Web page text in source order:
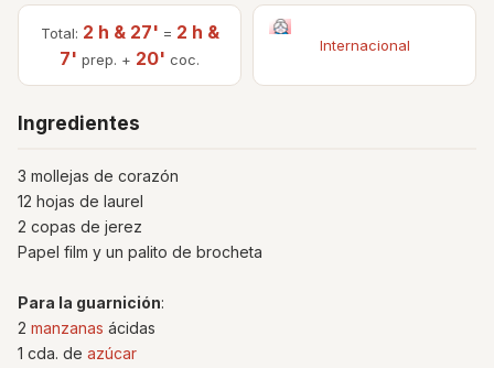
Total: 2 h & 27' = 2 h &
7' prep. + 20' coc.
Internacional
Ingredientes
3 mollejas de corazón
12 hojas de laurel
2 copas de jerez
Papel film y un palito de brocheta
Para la guarnición:
2 manzanas ácidas
1 cda. de azúcar